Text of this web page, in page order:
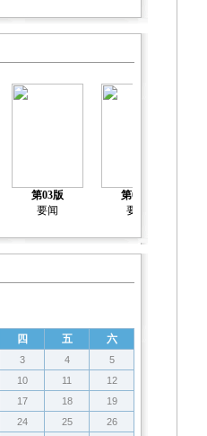
第03版
要闻
第04版
要闻
四 五 六
3 4
5
10 11
12
17 18
19
24 25
26